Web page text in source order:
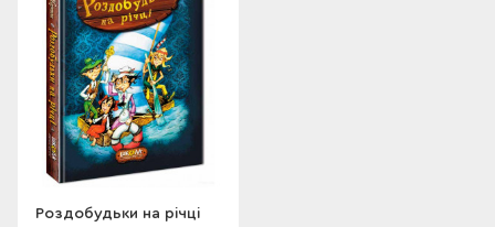
Роздобудьки на річці